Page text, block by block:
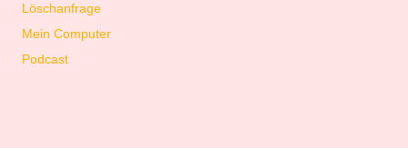
Löschanfrage
Mein Computer
Podcast